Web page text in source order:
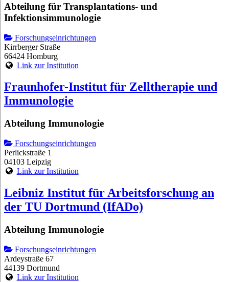
Abteilung für Transplantations- und
Infektionsimmunologie
Forschungseinrichtungen
Kirrberger Straße
66424 Homburg
Link zur Institution
Fraunhofer-Institut für Zelltherapie und
Immunologie
Abteilung Immunologie
Forschungseinrichtungen
Perlickstraße 1
04103 Leipzig
Link zur Institution
Leibniz Institut für Arbeitsforschung an
der TU Dortmund (IfADo)
Abteilung Immunologie
Forschungseinrichtungen
Ardeystraße 67
44139 Dortmund
Link zur Institution